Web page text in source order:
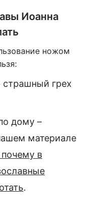
Иоанна
ножом
страшный грех
дому –
материале
в
.